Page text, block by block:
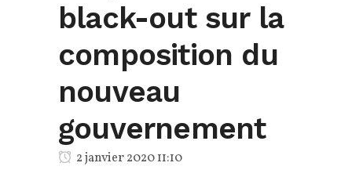
black-out sur la
composition du
nouveau
gouvernement
2 janvier 2020 11:10